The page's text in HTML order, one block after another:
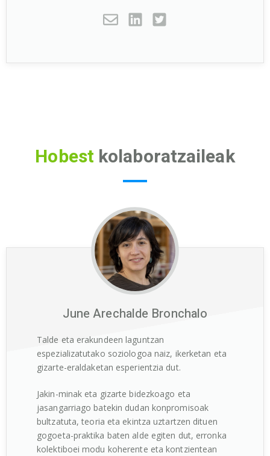
Hobest kolaboratzaileak
June Arechalde Bronchalo
Talde eta erakundeen laguntzan
espezializatutako soziologoa naiz, ikerketan eta
gizarte-eraldaketan esperientzia dut.
Jakin-minak eta gizarte bidezkoago eta
jasangarriago batekin dudan konpromisoak
bultzatuta, teoria eta ekintza uztartzen dituen
gogoeta-praktika baten alde egiten dut, erronka
kolektiboei modu koherente eta kontzientean